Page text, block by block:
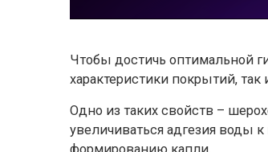
Чтобы достичь оптимальной
характеристики покрытий,
Одно из таких свойств –
увеличиваться адгезия воды